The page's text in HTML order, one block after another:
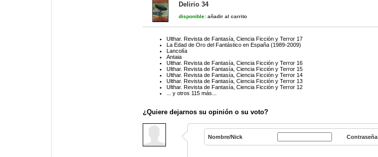
Delirio 34
disponible: añadir al carrito
Ulthar. Revista de Fantasía, Ciencia Ficción y Terror 17
La Edad de Oro del Fantástico en España (1989-2009)
Lancolía
Antaia
Ulthar. Revista de Fantasía, Ciencia Ficción y Terror 16
Ulthar. Revista de Fantasía, Ciencia Ficción y Terror 15
Ulthar. Revista de Fantasía, Ciencia Ficción y Terror 14
Ulthar. Revista de Fantasía, Ciencia Ficción y Terror 13
Ulthar. Revista de Fantasía, Ciencia Ficción y Terror 12
... y otros 115 más...
¿Quiere dejarnos su opinión o su voto?
Nombre/Nick Contraseña